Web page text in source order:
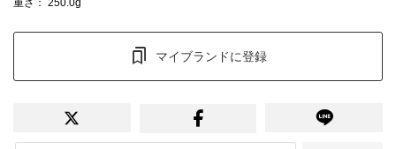
重さ ： 250.0g
マイブランドに登録